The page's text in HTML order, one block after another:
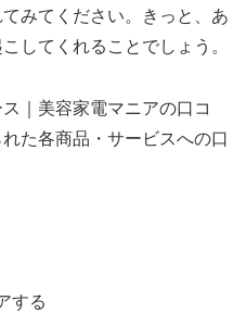
みてください。きっと、あ
してくれることでしょう。
｜美容家電マニアの口コ
た各商品・サービスへの口
する